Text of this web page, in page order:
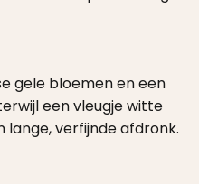
gele bloemen en een
een vleugje witte
lange, verfijnde afdronk.